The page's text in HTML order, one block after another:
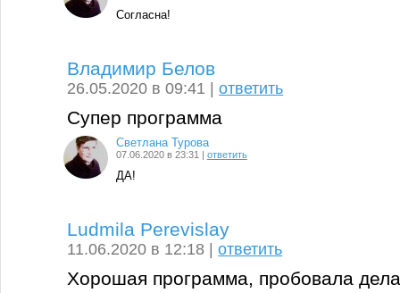
Согласна!
Владимир Белов
26.05.2020 в 09:41 |ответить
Супер программа
Светлана Турова
07.06.2020 в 23:31 | ответить
ДА!
Ludmila Perevislay
11.06.2020 в 12:18 |ответить
Хорошая программа, пробовала